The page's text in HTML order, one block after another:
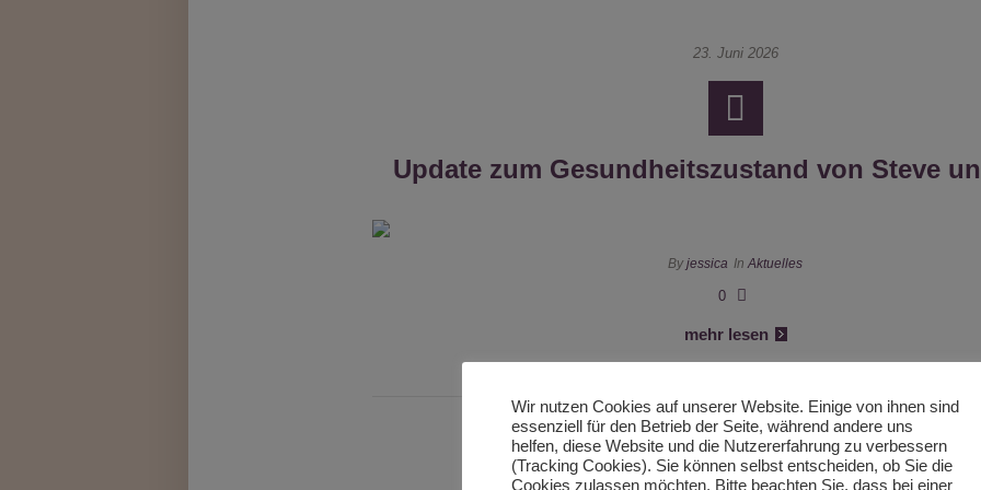
23. Juni 2026
Update zum Gesundheitszustand von Steve
Byjessica InAktuelles
0
mehr lesen
19. Juni 2026
Wir nutzen Cookies auf unserer Website. Einige von ihnen sind
essenziell für den Betrieb der Seite, während andere uns
helfen, diese Website und die Nutzererfahrung zu verbessern
(Tracking Cookies). Sie können selbst entscheiden, ob Sie die
Cookies zulassen möchten. Bitte beachten Sie, dass bei einer